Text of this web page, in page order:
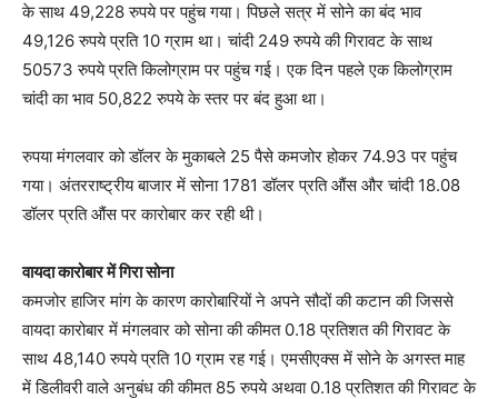
के साथ 49,228 रुपये पर पहुंच गया। पिछले सत्र में सोने का बंद भाव
49,126 रुपये प्रति 10 ग्राम था। चांदी 249 रुपये की गिरावट के साथ
50573 रुपये प्रति किलोग्राम पर पहुंच गई। एक दिन पहले एक किलोग्राम
चांदी का भाव 50,822 रुपये के स्तर पर बंद हुआ था।
रुपया मंगलवार को डॉलर के मुकाबले 25 पैसे कमजोर होकर 74.93 पर पहुंच
गया। अंतरराष्ट्रीय बाजार में सोना 1781 डॉलर प्रति औंस और चांदी 18.08
डॉलर प्रति औंस पर कारोबार कर रही थी।
वायदा कारोबार में गिरा सोना
कमजोर हाजिर मांग के कारण कारोबारियों ने अपने सौदों की कटान की जिससे
वायदा कारोबार में मंगलवार को सोना की कीमत 0.18 प्रतिशत की गिरावट के
साथ 48,140 रुपये प्रति 10 ग्राम रह गई। एमसीएक्स में सोने के अगस्त माह
में डिलीवरी वाले अनुबंध की कीमत 85 रुपये अथवा 0.18 प्रतिशत की गिरावट के